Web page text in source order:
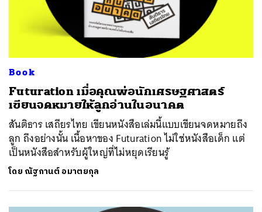
Book
Futuration เมื่อคุณพ่อนักเศรษฐศาสตร์
เขียนจดหมายให้ลูกอ่านในอนาคต
สันติธาร เสถียรไทย เขียนหนังสือเล่มนี้แบบเขียนจดหมายถึง
ลูก ถึงอย่างนั้น เนื้อหาของ Futuration ไม่ใช่หนังสือเด็ก แต่
เป็นหนังสือสำหรับผู้ใหญ่ที่ไม่หยุดเรียนรู้
โดย ณัฐกานต์ อมาตยกุล